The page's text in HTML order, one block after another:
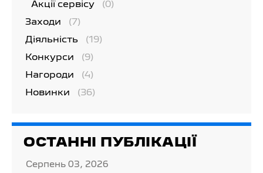
Акції сервісу (0)
Заходи (7)
Діяльність (19)
Конкурси (9)
Нагороди (4)
Новинки (36)
ОСТАННІ ПУБЛІКАЦІЇ
Серпень 03, 2026